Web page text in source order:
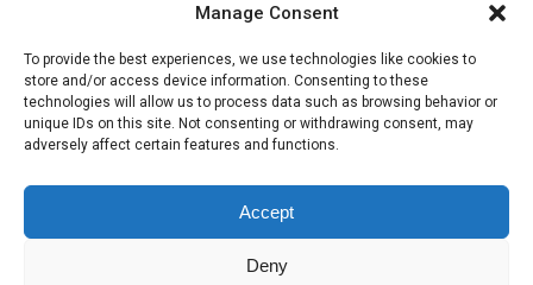
Manage Consent
To provide the best experiences, we use technologies like cookies to
store and/or access device information. Consenting to these
technologies will allow us to process data such as browsing behavior or
unique IDs on this site. Not consenting or withdrawing consent, may
adversely affect certain features and functions.
Accept
Deny